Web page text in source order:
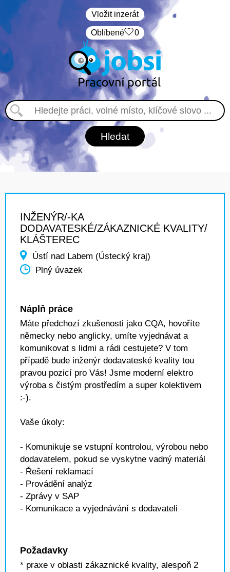
Vložit inzerát
Oblíbené 0
INŽENÝR/-KA
DODAVATESKÉ/ZÁKAZNICKÉ KVALITY/
KLÁŠTEREC
Ústí nad Labem (Ústecký kraj)
Plný úvazek
Náplň práce
Máte předchozí zkušenosti jako CQA, hovoříte
německy nebo anglicky, umíte vyjednávat a
komunikovat s lidmi a rádi cestujete? V tom
případě bude inženýr dodavateské kvality tou
pravou pozicí pro Vás! Jsme moderní elektro
výroba s čistým prostředím a super kolektivem
:-).
Vaše úkoly:
- Komunikuje se vstupní kontrolou, výrobou nebo
dodavatelem, pokud se vyskytne vadný materiál
- Řešení reklamací
- Provádění analýz
- Zprávy v SAP
- Komunikace a vyjednávání s dodavateli
Požadavky
* praxe v oblasti zákaznické kvality, alespoň 2